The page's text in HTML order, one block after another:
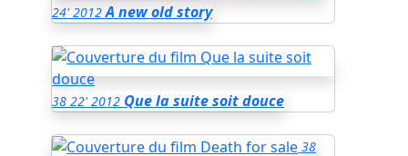
24' 2012 A new old story
38 22' 2012 Que la suite soit douce
38